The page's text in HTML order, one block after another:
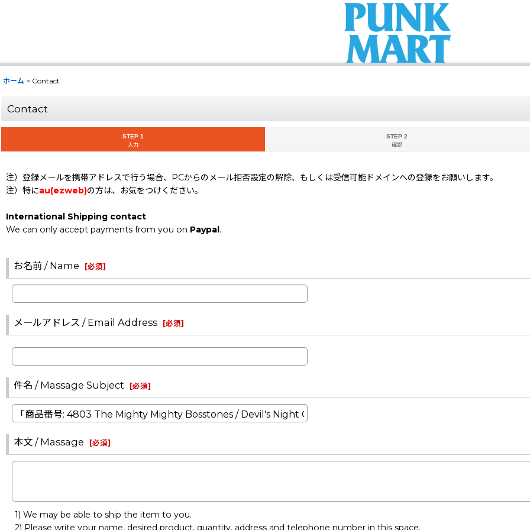
ホーム > Contact
Contact
STEP 1
入力
STEP 2
確認
注）登録メールを携帯アドレスで行う場合、PCからのメール拒否設定の解除、もしくは受信可能ドメインへの登録をお願いします。
注）特にau(ezweb)の方は、お気をつけください。
International Shipping contact
We can only accept payments from you on Paypal.
お名前 / Name [必須]
メールアドレス / Email Address [必須]
件名 / Massage Subject [必須]
本文 / Massage [必須]
1) We may be able to ship the item to you.
2) Please write your name, desired product, quantity, address and telephone number in this space.